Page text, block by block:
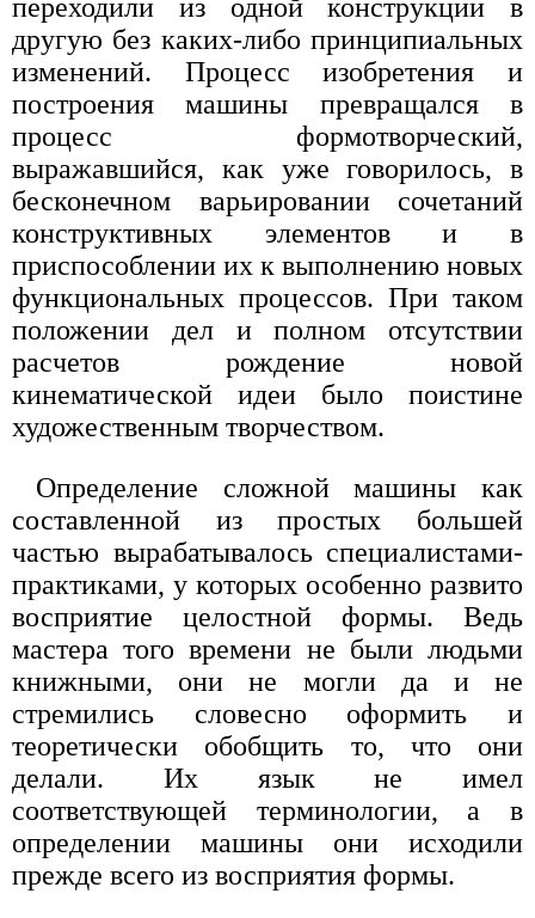
переходили из одной конструкции в
другую без каких-либо принципиальных
изменений. Процесс изобретения и
построения машины превращался в
процесс формотворческий,
выражавшийся, как уже говорилось, в
бесконечном варьировании сочетаний
конструктивных элементов и в
приспособлении их к выполнению новых
функциональных процессов. При таком
положении дел и полном отсутствии
расчетов рождение новой
кинематической идеи было поистине
художественным творчеством.
Определение сложной машины как
составленной из простых большей
частью вырабатывалось специалистами-
практиками, у которых особенно развито
восприятие целостной формы. Ведь
мастера того времени не были людьми
книжными, они не могли да и не
стремились словесно оформить и
теоретически обобщить то, что они
делали. Их язык не имел
соответствующей терминологии, а в
определении машины они исходили
прежде всего из восприятия формы.